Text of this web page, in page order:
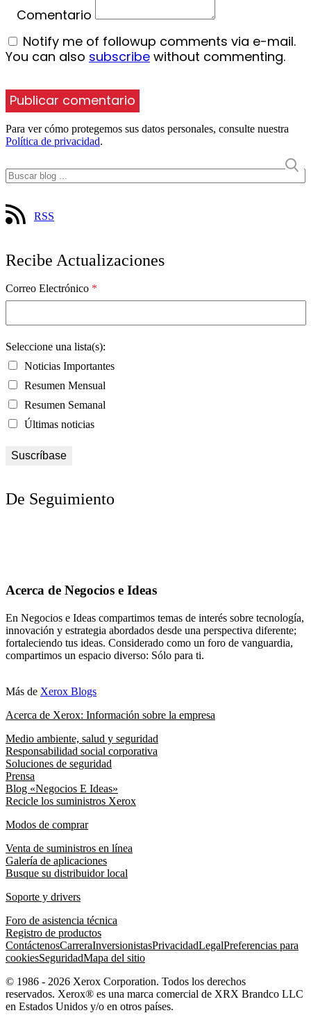
Comentario
Notify me of followup comments via e-mail.
You can also subscribe without commenting.
Para ver cómo protegemos sus datos personales, consulte nuestra
Política de privacidad.
RSS
Recibe Actualizaciones
Correo Electrónico *
Seleccione una lista(s):
Noticias Importantes
Resumen Mensual
Resumen Semanal
Últimas noticias
De Seguimiento
Acerca de Negocios e Ideas
En Negocios e Ideas compartimos temas de interés sobre tecnología,
innovación y estrategia abordados desde una perspectiva diferente;
fortaleciendo tus ideas. Considerado como un foro de vanguardia,
compartimos un espacio diverso: Sólo para ti.
Más de Xerox Blogs
Acerca de Xerox: Información sobre la empresa
Medio ambiente, salud y seguridad
Responsabilidad social corporativa
Soluciones de seguridad
Prensa
Blog «Negocios E Ideas»
Recicle los suministros Xerox
Modos de comprar
Venta de suministros en línea
Galería de aplicaciones
Busque su distribuidor local
Soporte y drivers
Foro de asistencia técnica
Registro de productos
ContáctenosCarreraInversionistasPrivacidadLegalPreferencias para
cookiesSeguridadMapa del sitio
© 1986 - 2026 Xerox Corporation. Todos los derechos
reservados. Xerox® es una marca comercial de XRX Brandco LLC
en Estados Unidos y/o en otros países.